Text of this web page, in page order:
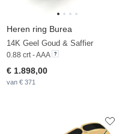
Heren ring Burea
14K Geel Goud & Saffier
0.88 crt - AAA
€ 1.898,00
van € 371